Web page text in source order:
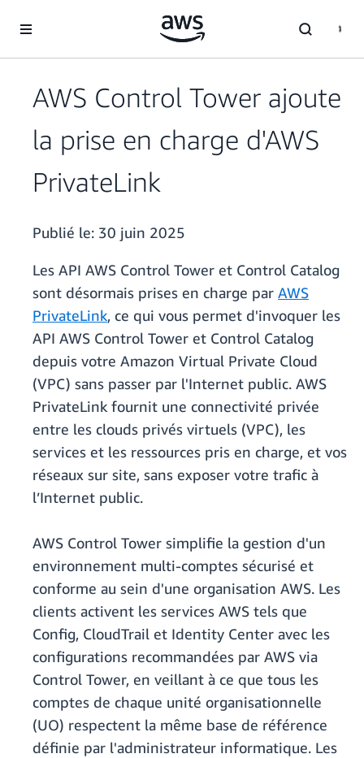
AWS Control Tower ajoute
la prise en charge d'AWS
PrivateLink
Publié le: 30 juin 2025
Les API AWS Control Tower et Control Catalog
sont désormais prises en charge par AWS
PrivateLink, ce qui vous permet d'invoquer les
API AWS Control Tower et Control Catalog
depuis votre Amazon Virtual Private Cloud
(VPC) sans passer par l'Internet public. AWS
PrivateLink fournit une connectivité privée
entre les clouds privés virtuels (VPC), les
services et les ressources pris en charge, et vos
réseaux sur site, sans exposer votre trafic à
l’Internet public.
AWS Control Tower simplifie la gestion d'un
environnement multi-comptes sécurisé et
conforme au sein d'une organisation AWS. Les
clients activent les services AWS tels que
Config, CloudTrail et Identity Center avec les
configurations recommandées par AWS via
Control Tower, en veillant à ce que tous les
comptes de chaque unité organisationnelle
(UO) respectent la même base de référence
définie par l'administrateur informatique. Les